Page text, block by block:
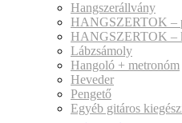
Hangszerállvány
HANGSZERTOK –
HANGSZERTOK –
Lábzsámoly
Hangoló + metronóm
Heveder
Pengető
Egyéb gitáros